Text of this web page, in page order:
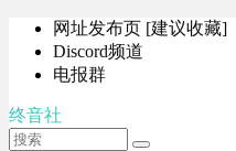
网址发布页 [建议收藏]
Discord频道
电报群
终音社